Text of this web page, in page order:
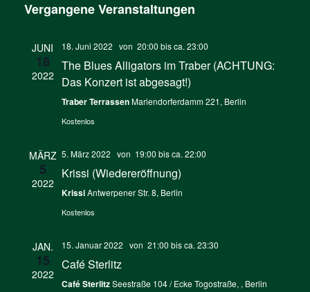
wählen.
Vergangene Veranstaltungen
JUNI
18
2022
18. Juni 2022 von 20:00 bis ca. 23:00
The Blues Alligators im Traber (ACHTUNG:
Das Konzert ist abgesagt!)
Traber TerrassenMariendorferdamm 221, Berlin
Kostenlos
MÄRZ
5
2022
5. März 2022 von 19:00 bis ca. 22:00
Krissi (Wiedereröffnung)
KrissiAntwerpener Str. 8, Berlin
Kostenlos
JAN.
15
2022
15. Januar 2022 von 21:00 bis ca. 23:30
Café Sterlitz
Café SterlitzSeestraße 104 / Ecke Togostraße, , Berlin